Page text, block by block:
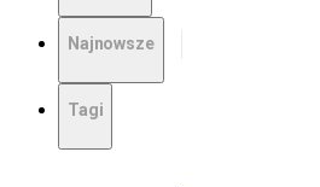
Najnowsze
Tagi